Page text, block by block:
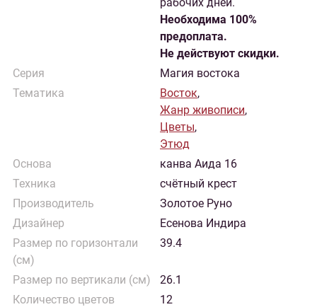
Необходима 100%
предоплата.
Не действуют скидки.
Серия
Магия востока
Тематика
Восток,
Жанр живописи,
Цветы,
Этюд
Основа
канва Аида 16
Техника
счётный крест
Производитель
Золотое Руно
Дизайнер
Есенова Индира
Размер по горизонтали
(см)
39.4
Размер по вертикали (см)
26.1
Количество цветов
12